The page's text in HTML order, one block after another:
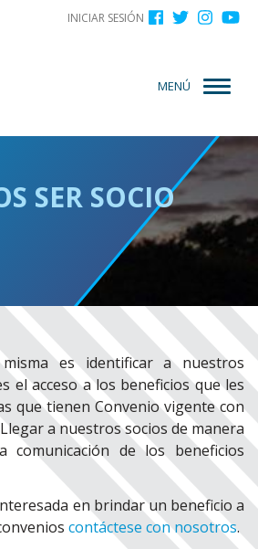
Menú
cuenta
usuario
INICIAR SESIÓN
MENÚ
SER SOCIO
es identificar a nuestros
el acceso a los beneficios que les
que tienen Convenio vigente con
a nuestros socios de manera
comunicación de los beneficios
en brindar un beneficio a
contáctese con nosotros.